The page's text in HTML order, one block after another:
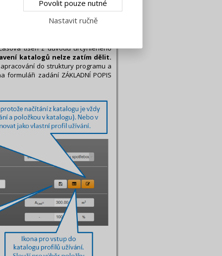
Povolit pouze nutné
Nastavit ručně
tíseň z důvodu urcyhleného
katalogů nelze zatím dělit.
do struktury programu a
zadání ZÁKLADNÍ POPIS